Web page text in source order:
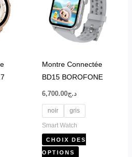
Montre Connectée
BD15 BOROFONE
د.ج6,700.00
noir gris
Smart Watch
CHOIX DES
OPTIONS
plusieurs
variations.
Les
peuvent
être
la
du
produit